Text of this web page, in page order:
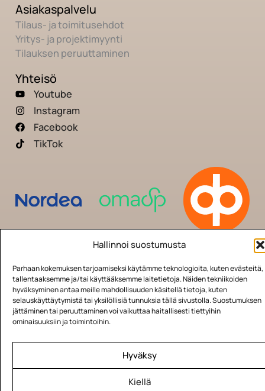
Hallinnoi suostumusta
Parhaan kokemuksen tarjoamiseksi käytämme teknologioita, kuten evästeitä,
tallentaaksemme ja/tai käyttääksemme laitetietoja. Näiden tekniikoiden
hyväksyminen antaa meille mahdollisuuden käsitellä tietoja, kuten
selauskäyttäytymistä tai yksilöllisiä tunnuksia tällä sivustolla. Suostumuksen
jättäminen tai peruuttaminen voi vaikuttaa haitallisesti tiettyihin
ominaisuuksiin ja toimintoihin.
Hyväksy
Kiellä
Asiakaspalvelu
Tilaus- ja toimitusehdot
Yritys- ja projektimyynti
Tilauksen peruuttaminen
Yhteisö
Youtube
Instagram
Facebook
TikTok
Veturitie 24, 00520 Helsinki|Tehtaanmyymälä -
Rautatienkatu 16, 15110 Lahti|Tietosuojaseloste
Evästekäytäntö